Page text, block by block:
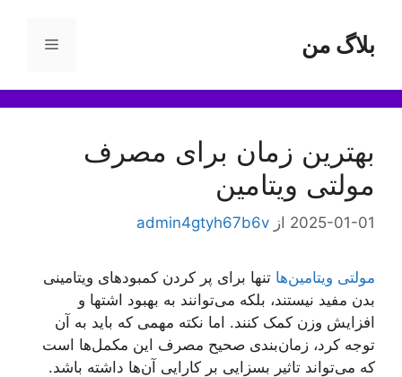
محتوابلاگ من فهرست
بهترین زمان برای مصرف
مولتی ویتامین
2025-01-01 از admin4gtyh67b6v
مولتی ویتامین‌ها تنها برای پر کردن کمبود‌های ویتامینی
بدن مفید نیستند، بلکه می‌توانند به بهبود اشتها و
افزایش وزن کمک کنند. اما نکته مهمی که باید به آن
توجه کرد، زمان‌بندی صحیح مصرف این مکمل‌ها است
که می‌تواند تاثیر بسزایی بر کارایی آن‌ها داشته باشد.